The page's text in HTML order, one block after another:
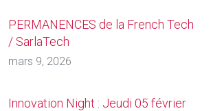
PERMANENCES de la French Tech
/ SarlaTech
mars 9, 2026
Innovation Night : Jeudi 05 février